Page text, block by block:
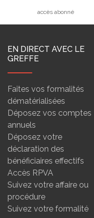
accès abonné
EN DIRECT AVEC LE
GREFFE
Faites vos formalités
dématérialisées
Déposez vos comptes
annuels
Déposez votre
déclaration des
bénéficiaires effectifs
Accès RPVA
Suivez votre affaire ou
procédure
Suivez votre formalité